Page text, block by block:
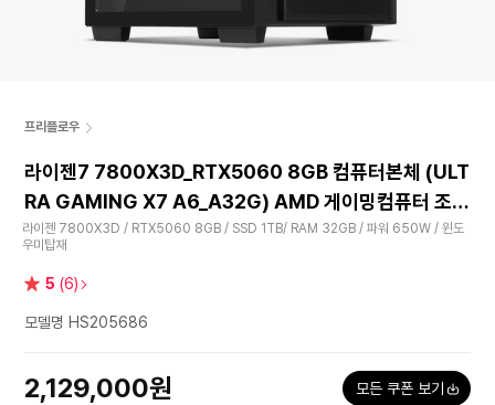
프리플로우
라이젠7 7800X3D_RTX5060 8GB 컴퓨터본체 (ULT
RA GAMING X7 A6_A32G) AMD 게이밍컴퓨터 조립
PC
라이젠 7800X3D / RTX5060 8GB / SSD 1TB/ RAM 32GB / 파워 650W / 윈도
우미탑재
별 5 (6)
모델명 HS205686
2,129,000원 모든 쿠폰 보기